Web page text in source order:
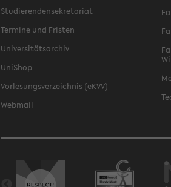
Studierendensekretariat
Termine und Fristen
Universitätsarchiv
UniShop
Vorlesungsverzeichnis (eKVV)
Webmail